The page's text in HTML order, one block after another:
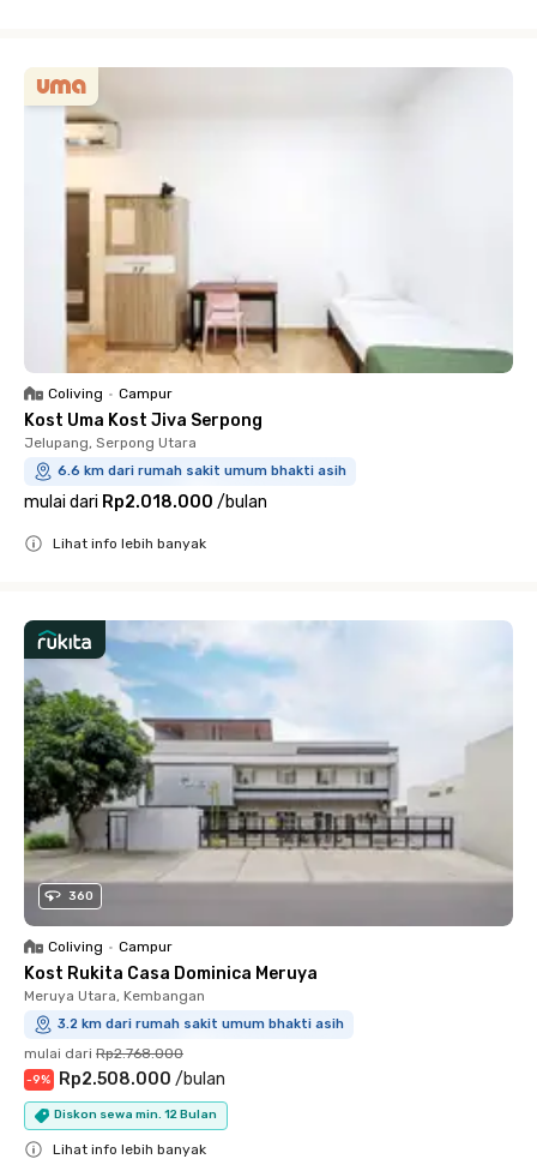
Coliving • Campur
Kost Uma Kost Jiva Serpong
Jelupang, Serpong Utara
6.6 km dari rumah sakit umum bhakti asih
mulai dari Rp2.018.000 /bulan
Lihat info lebih banyak
360
Coliving • Campur
Kost Rukita Casa Dominica Meruya
Meruya Utara, Kembangan
3.2 km dari rumah sakit umum bhakti asih
mulai dari Rp2.768.000
-9% Rp2.508.000 /bulan
Diskon sewa min. 12 Bulan
Lihat info lebih banyak